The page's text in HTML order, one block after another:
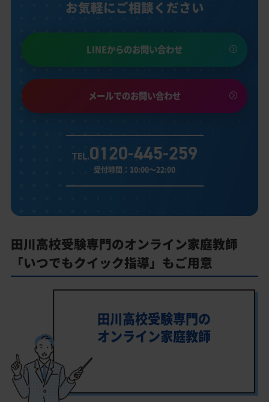
お気軽にご相談ください
LINEからのお問い合わせ
メールでのお問い合わせ
TEL.0120-445-259
受付時間：10:00～22:00
田川高校受験専門のオンライン家庭教師
「いつでもクイック指導」もご用意
田川高校受験専門の
オンライン家庭教師